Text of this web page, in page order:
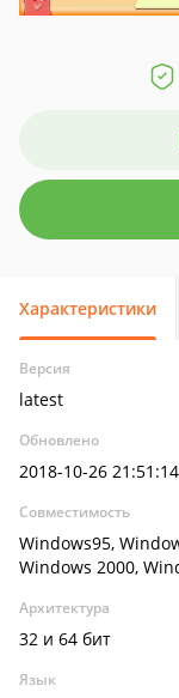
Характеристики
Версия
latest
Обновлено
2018-10-26 21:51:14
Совместимость
Windows95,
Windows 2000,
Архитектура
32 и 64 бит
Язык